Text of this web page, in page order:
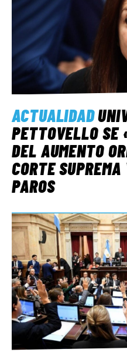
ACTUALIDAD
PETTOVELLO SE
DEL AUMENTO
CORTE
PAROS